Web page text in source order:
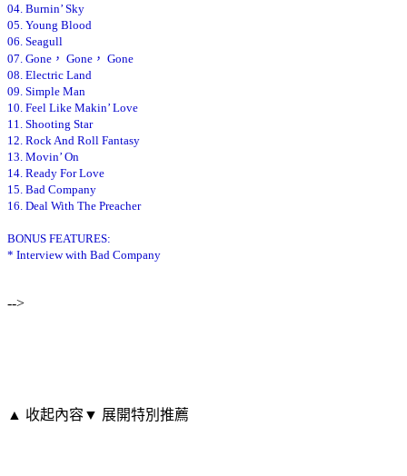
04. Burnin’ Sky
05. Young Blood
06. Seagull
07. Gone， Gone， Gone
08. Electric Land
09. Simple Man
10. Feel Like Makin’ Love
11. Shooting Star
12. Rock And Roll Fantasy
13. Movin’ On
14. Ready For Love
15. Bad Company
16. Deal With The Preacher
BONUS FEATURES:
* Interview with Bad Company
-->
▲ 收起內容▼ 展開特別推薦